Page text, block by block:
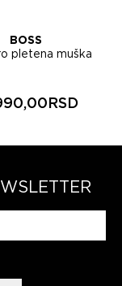
BOSS
pletena muška